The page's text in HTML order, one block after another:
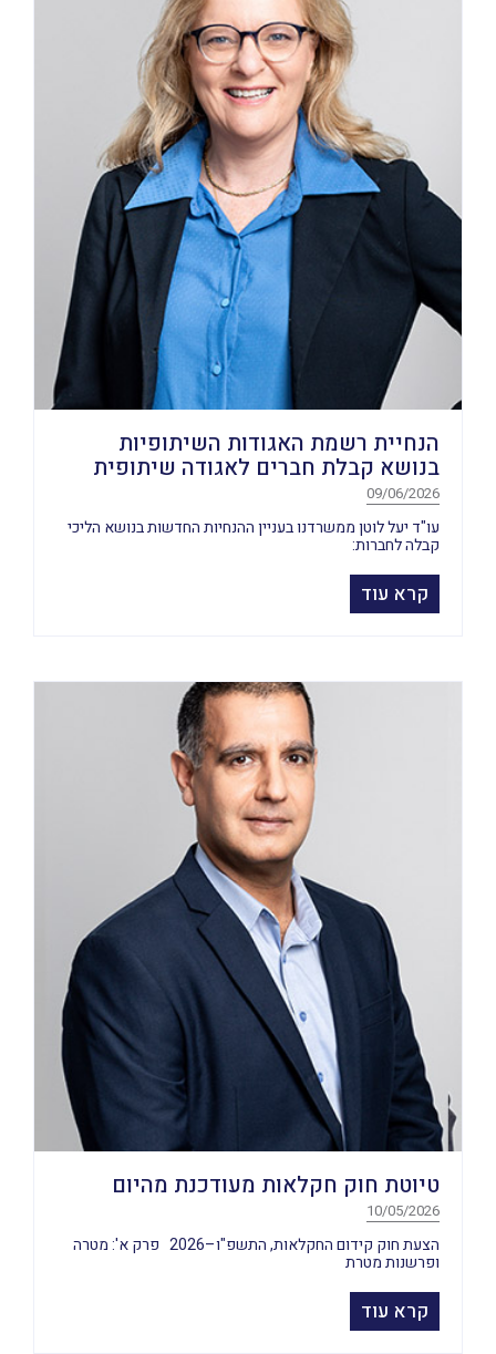
הנחיית רשמת האגודות השיתופיות
בנושא קבלת חברים לאגודה שיתופית
09/06/2026
עו"ד יעל לוטן ממשרדנו בעניין ההנחיות החדשות בנושא הליכי
קבלה לחברות:
קרא עוד
טיוטת חוק חקלאות מעודכנת מהיום
10/05/2026
הצעת חוק קידום החקלאות, התשפ"ו–2026 פרק א': מטרה
ופרשנות מטרת
קרא עוד